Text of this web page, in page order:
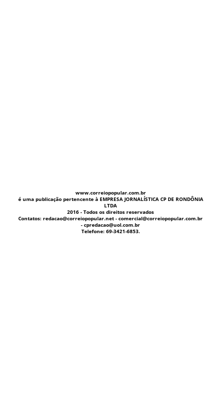
www.correiopopular.com.br
é uma publicação pertencente à EMPRESA JORNALÍSTICA CP DE RONDÔNIA
LTDA
2016 - Todos os direitos reservados
Contatos: redacao@correiopopular.net - comercial@correiopopular.com.br
- cpredacao@uol.com.br
Telefone: 69-3421-6853.